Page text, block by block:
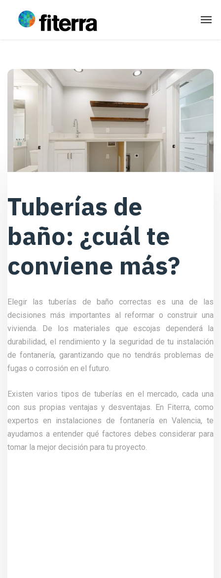
Tuberías de
baño: ¿cuál te
conviene más?
Elegir lastuberías de baño correctas es una de las
decisiones más importantes al reformar o construir una
vivienda. De los materiales que escojas dependerá la
durabilidad, el rendimiento y la seguridad de tu instalación
de fontanería, garantizando que no tendrás problemas de
fugas o corrosión en el futuro.
Existen varios tipos de tuberías en el mercado, cada una
con sus propias ventajas y desventajas. En Fiterra, como
expertos en instalaciones de fontanería en Valencia, te
ayudamos a entender qué factores debes considerar para
tomar la mejor decisión para tu proyecto.